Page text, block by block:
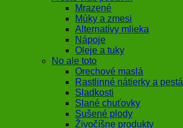
Mrazené
Múky a zmesi
Alternatívy mlieka
Nápoje
Oleje a tuky
No ale toto
Orechové maslá
Rastlinné nátierky a pestá
Sladkosti
Slané chuťovky
Sušené plody
Živočíšne produkty